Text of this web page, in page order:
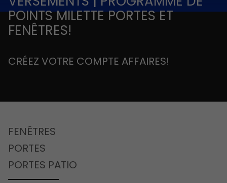
POINTS MILETTE PORTES ET
FENÊTRES!
CRÉEZ VOTRE COMPTE AFFAIRES!
FENÊTRES
PORTES
PORTES PATIO